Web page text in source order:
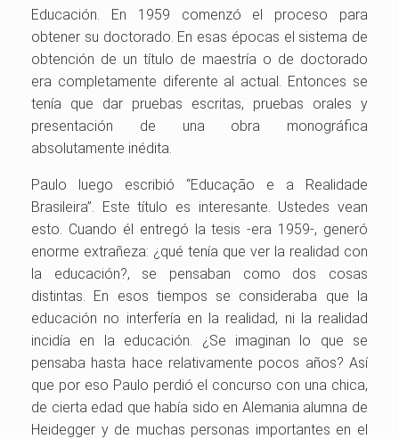
Educación. En 1959 comenzó el proceso para
obtener su doctorado. En esas épocas el sistema de
obtención de un título de maestría o de doctorado
era completamente diferente al actual. Entonces se
tenía que dar pruebas escritas, pruebas orales y
presentación de una obra monográfica
absolutamente inédita.
Paulo luego escribió “Educação e a Realidade
Brasileira”. Este título es interesante. Ustedes vean
esto. Cuando él entregó la tesis -era 1959-, generó
enorme extrañeza: ¿qué tenía que ver la realidad con
la educación?, se pensaban como dos cosas
distintas. En esos tiempos se consideraba que la
educación no interfería en la realidad, ni la realidad
incidía en la educación. ¿Se imaginan lo que se
pensaba hasta hace relativamente pocos años? Así
que por eso Paulo perdió el concurso con una chica,
de cierta edad que había sido en Alemania alumna de
Heidegger y de muchas personas importantes en el